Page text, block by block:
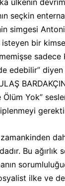
ülkenin
seçkin
simgesi
isteyen bir
sadece
edebilir”
Ölüm Yok”
Bu ağırlık
ilke ve